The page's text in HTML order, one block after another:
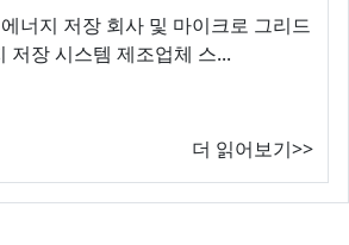
너지 저장 회사 및 마이크로 그리드
저장 시스템 제조업체 스...
더 읽어보기>>